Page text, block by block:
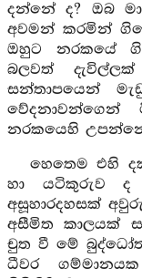
දන්නේ ද? ඔබ
අවමන් කරමින්
ඔහුට නරකයේ
බලවත්
සන්තාපයෙන්
නරකයෙහි
හෙතෙම එහි
හා යටිකුරුව ද
අසූහාරදහසක්
අසීමිත කාලයක්
චුත වී මේ
ධීවර